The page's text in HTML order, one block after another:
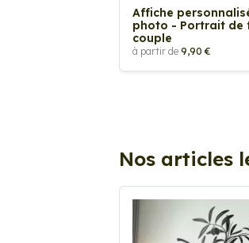
Affiche
photo - Portrait de
couple
à partir de 9,90 €
Nos articles